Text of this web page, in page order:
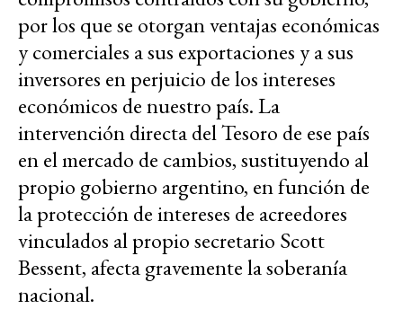
por los que se otorgan ventajas económicas
y comerciales a sus exportaciones y a sus
inversores en perjuicio de los intereses
económicos de nuestro país. La
intervención directa del Tesoro de ese país
en el mercado de cambios, sustituyendo al
propio gobierno argentino, en función de
la protección de intereses de acreedores
vinculados al propio secretario Scott
Bessent, afecta gravemente la soberanía
nacional.